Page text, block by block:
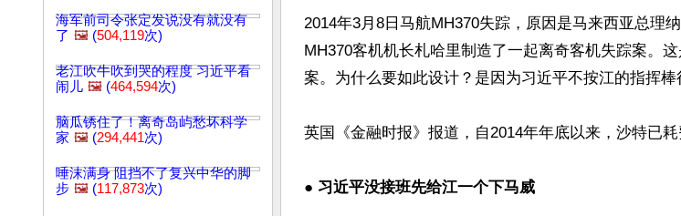
海军前司令张定发说没有就没有
了 🖼️ (504,119次)
老江吹牛吹到哭的程度 习近平看
闹儿 🖼️ (464,594次)
脑瓜锈住了！离奇岛屿愁坏科学
家 🖼️ (294,441次)
唾沫满身 阻挡不了复兴中华的脚
步 🖼️ (117,873次)
2014年3月8日马航MH370失踪，原因是马来西亚总理
MH370客机机长札哈里制造了一起离奇客机失踪案。
案。为什么要如此设计？是因为习近平不按江的指挥棒
英国《金融时报》报道，自2014年年底以来，沙特已耗
● 习近平没接班先给江一个下马威